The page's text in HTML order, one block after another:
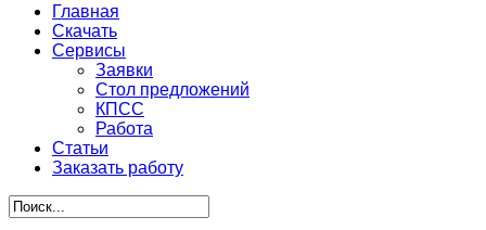
Главная
Скачать
Сервисы
Заявки
Стол предложений
КПСС
Работа
Статьи
Заказать работу